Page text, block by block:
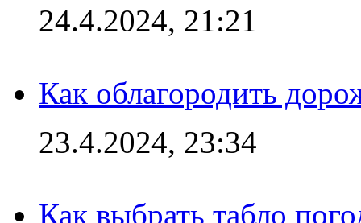
24.4.2024, 21:21
Как облагородить
23.4.2024, 23:34
Как выбрать табло